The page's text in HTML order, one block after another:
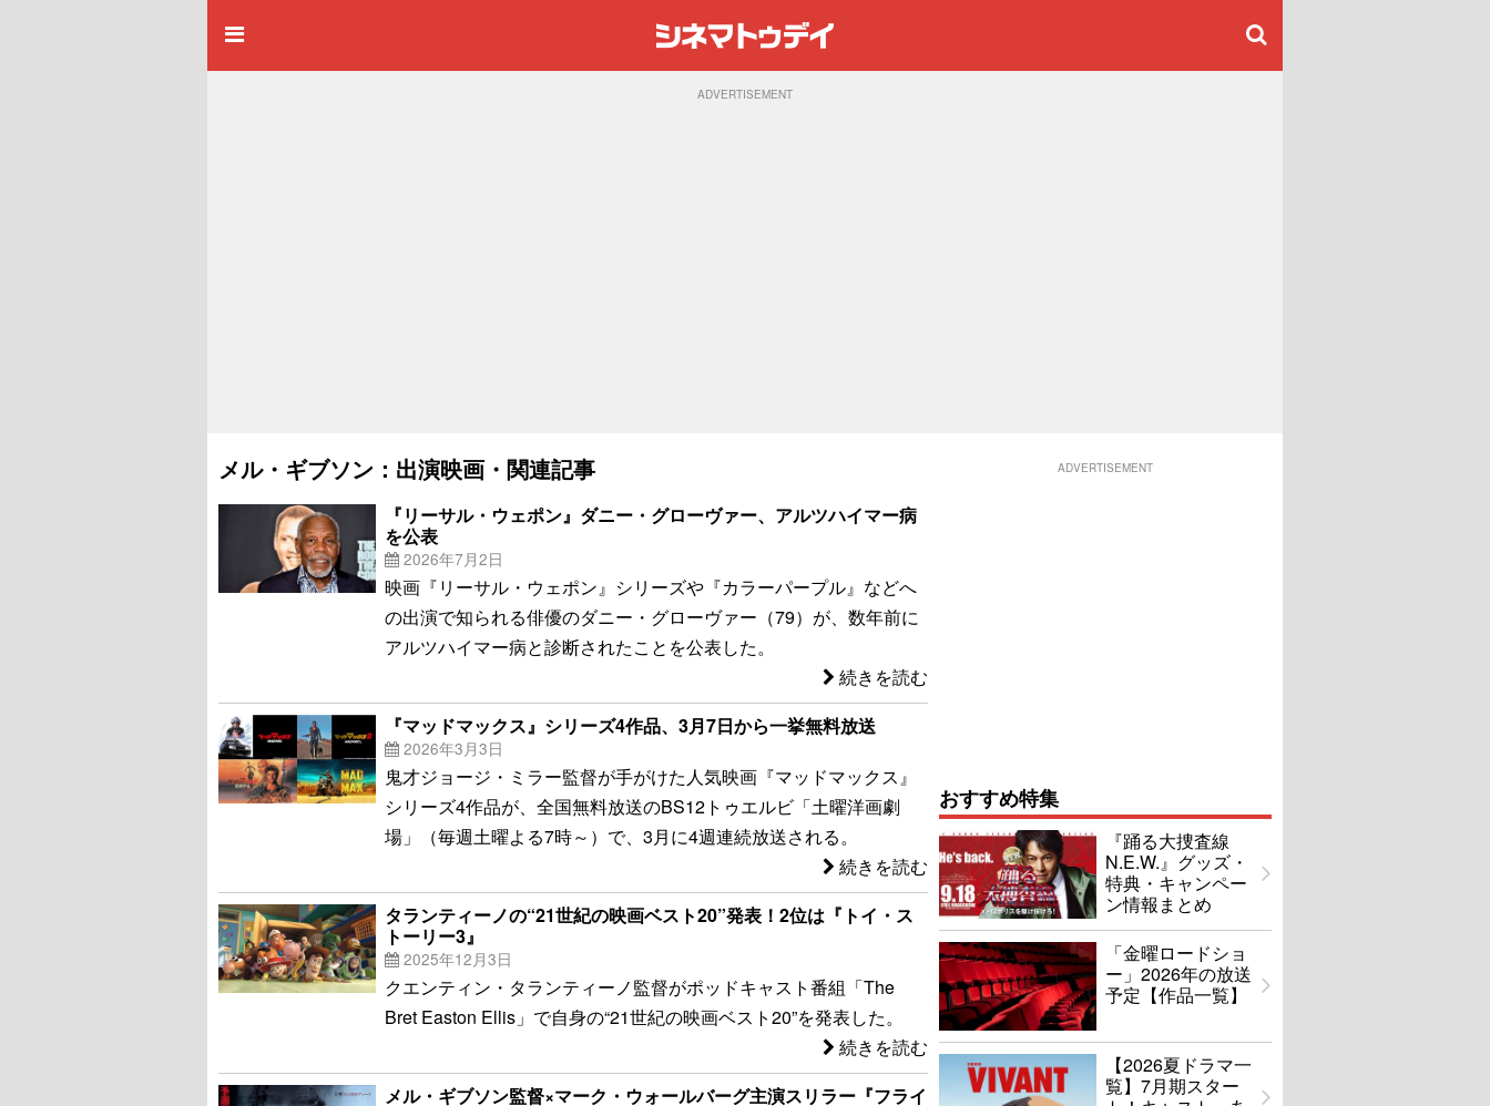
ADVERTISEMENT
メル・ギブソン：出演映画・関連記事
『リーサル・ウェポン』ダニー・グローヴァー、アルツハイマー病
を公表
2026年7月2日
映画『リーサル・ウェポン』シリーズや『カラーパープル』などへ
の出演で知られる俳優のダニー・グローヴァー（79）が、数年前に
アルツハイマー病と診断されたことを公表した。
続きを読む
『マッドマックス』シリーズ4作品、3月7日から一挙無料放送
2026年3月3日
鬼才ジョージ・ミラー監督が手がけた人気映画『マッドマックス』
シリーズ4作品が、全国無料放送のBS12トゥエルビ「土曜洋画劇
場」（毎週土曜よる7時～）で、3月に4週連続放送される。
続きを読む
タランティーノの“21世紀の映画ベスト20”発表！2位は『トイ・ス
トーリー3』
2025年12月3日
クエンティン・タランティーノ監督がポッドキャスト番組「The
Bret Easton Ellis」で自身の“21世紀の映画ベスト20”を発表した。
続きを読む
メル・ギブソン監督×マーク・ウォールバーグ主演スリラー『フライ
ADVERTISEMENT
おすすめ特集
『踊る大捜査線
N.E.W.』グッズ・
特典・キャンペー
ン情報まとめ
「金曜ロードショ
ー」2026年の放送
予定【作品一覧】
【2026夏ドラマ一
覧】7月期スター